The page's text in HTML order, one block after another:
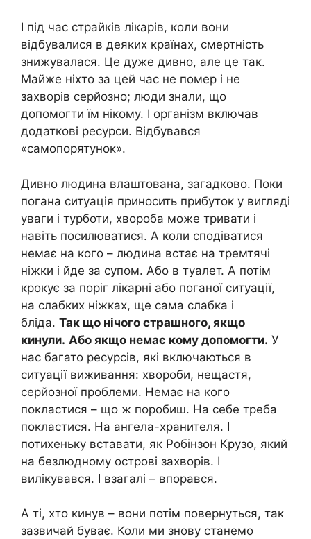
І під час страйків лікарів, коли вони
відбувалися в деяких країнах, смертність
знижувалася. Це дуже дивно, але це так.
Майже ніхто за цей час не помер і не
захворів серйозно; люди знали, що
допомогти їм нікому. І організм включав
додаткові ресурси. Відбувався
«самопорятунок».
Дивно людина влаштована, загадково. Поки
погана ситуація приносить прибуток у вигляді
уваги і турботи, хвороба може тривати і
навіть посилюватися. А коли сподіватися
немає на кого – людина встає на тремтячі
ніжки і йде за супом. Або в туалет. А потім
крокує за поріг лікарні або поганої ситуації,
на слабких ніжках, ще сама слабка і
бліда. Так що нічого страшного, якщо
кинули. Або якщо немає кому допомогти. У
нас багато ресурсів, які включаються в
ситуації виживання: хвороби, нещастя,
серйозної проблеми. Немає на кого
покластися – що ж поробиш. На себе треба
покластися. На ангела-хранителя. І
потихеньку вставати, як Робінзон Крузо, який
на безлюдному острові захворів. І
вилікувався. І взагалі – впорався.
А ті, хто кинув – вони потім повернуться, так
зазвичай буває. Коли ми знову станемо